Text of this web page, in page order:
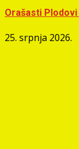
Orašasti
25. srpnja 2026.